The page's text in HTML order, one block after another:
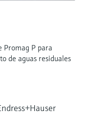
Promag P para
de aguas residuales